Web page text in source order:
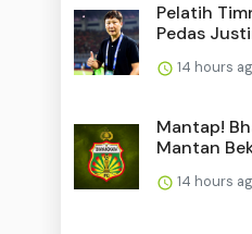
Pelatih
Pedas
14 hours
Mantap!
Mantan
14 hours